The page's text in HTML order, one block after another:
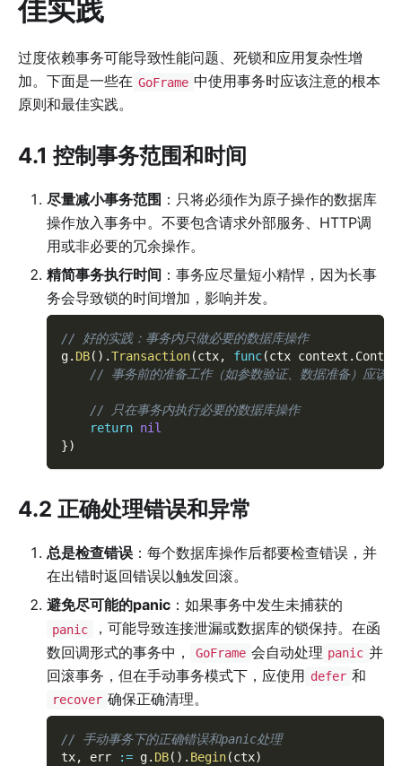
佳实践
过度依赖事务可能导致性能问题、死锁和应用复杂性增
加。下面是一些在 GoFrame 中使用事务时应该注意的根本
原则和最佳实践。
4.1 控制事务范围和时间
尽量减小事务范围 ：只将必须作为原子操作的数据库
操作放入事务中。不要包含请求外部服务、HTTP调
用或非必要的冗余操作。
精简事务执行时间 ：事务应尽量短小精悍，因为长事
务会导致锁的时间增加，影响并发。
// 好的实践：事务内只做必要的数据库操作
g. DB( ) .Transaction(ctx, func(ctx context .
// 事务前的准备工作（如参数验证、数据准备）应该
// 只在事务内执行必要的数据库操作
return nil
})
4.2 正确处理错误和异常
总是检查错误 ：每个数据库操作后都要检查错误，并
在出错时返回错误以触发回滚。
避免尽可能的panic ：如果事务中发生未捕获的
panic
，可能导致连接泄漏或数据库的锁保持。在函
数回调形式的事务中，
GoFrame 会自动处理 panic 并
回滚事务，但在手动事务模式下，应使用 defer 和
recover 确保正确清理。
// 手动事务下的正确错误和panic处理
tx, err := g. DB( ) . Begin(ctx)